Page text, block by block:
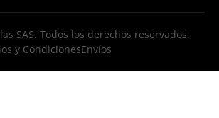
SAS. Todos los derechos reservados.
y CondicionesEnvíos